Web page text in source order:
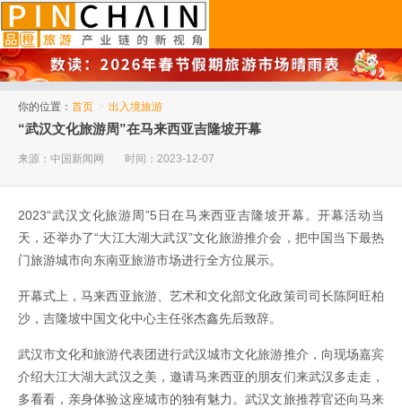
你的位置： 首页 > 出入境旅游
“武汉文化旅游周”在马来西亚吉隆坡开幕
来源：中国新闻网 时间：2023-12-07
2023“武汉文化旅游周”5日在马来西亚吉隆坡开幕。开幕活动当
天，还举办了“大江大湖大武汉”文化旅游推介会，把中国当下最热
门旅游城市向东南亚旅游市场进行全方位展示。
开幕式上，马来西亚旅游、艺术和文化部文化政策司司长陈阿旺柏
沙，吉隆坡中国文化中心主任张杰鑫先后致辞。
武汉市文化和旅游代表团进行武汉城市文化旅游推介，向现场嘉宾
介绍大江大湖大武汉之美，邀请马来西亚的朋友们来武汉多走走，
多看看，亲身体验这座城市的独有魅力。武汉文旅推荐官还向马来